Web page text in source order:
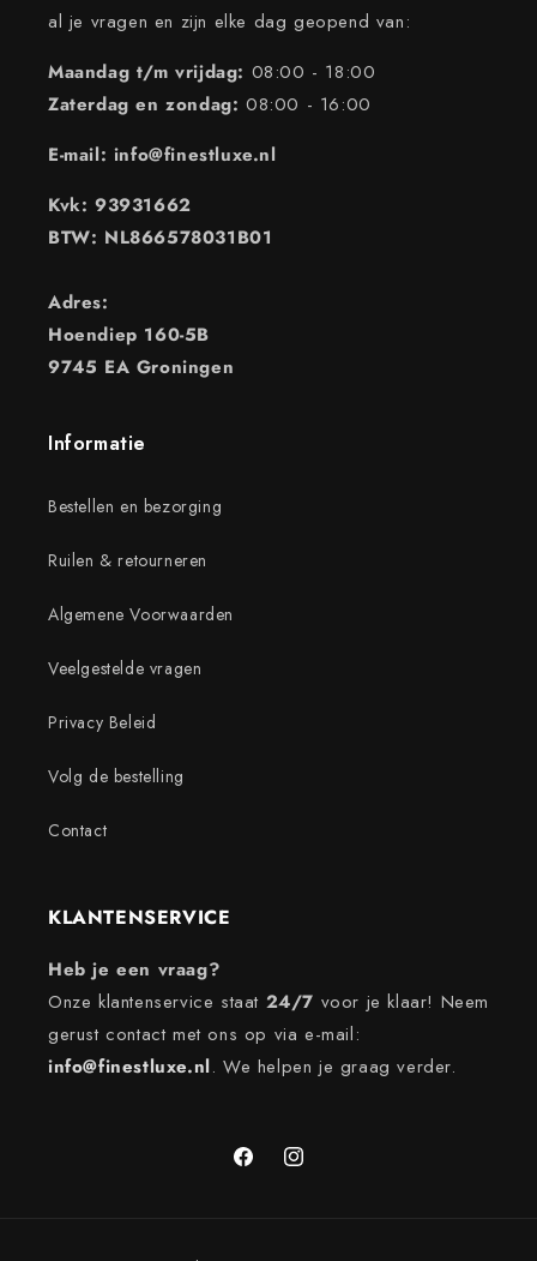
al je vragen en zijn elke dag geopend van:
Maandag t/m vrijdag: 08:00 - 18:00
Zaterdag en zondag: 08:00 - 16:00
E-mail: info@finestluxe.nl
Kvk: 93931662
BTW: NL866578031B01
Adres:
Hoendiep 160-5B
9745 EA Groningen
Informatie
Bestellen en bezorging
Ruilen & retourneren
Algemene Voorwaarden
Veelgestelde vragen
Privacy Beleid
Volg de bestelling
Contact
KLANTENSERVICE
Heb je een vraag?
Onze klantenservice staat 24/7 voor je klaar! Neem
gerust contact met ons op via e-mail:
info@finestluxe.nl. We helpen je graag verder.
FacebookInstagram